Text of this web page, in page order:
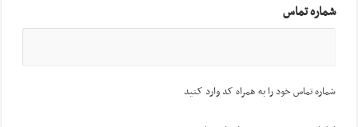
شماره تماس
شماره تماس خود را به همراه کد وارد کنید